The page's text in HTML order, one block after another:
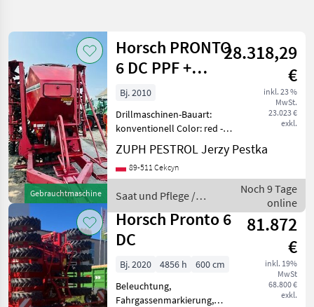
Gebrauchtmaschine
Horsch PRONTO
6 DC PPF +
Horsch Pronto 6
DC PPF
28.318,29
€
inkl. 23 %
MwSt.
23.023 €
exkl.
Bj. 2010
Drillmaschinen-Bauart:
konventionell Color: red ---
Marka siewnika: Horsch
Model - Siewnik: PRONTO 6
DC PPF Stan: Używany - nie
Marka nar
ZUPH PESTROL Jerzy Pestka
89-511 Cekcyn
Saat und Pflege /
Horsch
Noch 9 Tage
online
Horsch Pronto 6
DC
81.872
€
inkl. 19%
MwSt
68.800 €
exkl.
Bj. 2020 4856 h
600 cm
Beleuchtung,
Fahrgassenmarkierung,